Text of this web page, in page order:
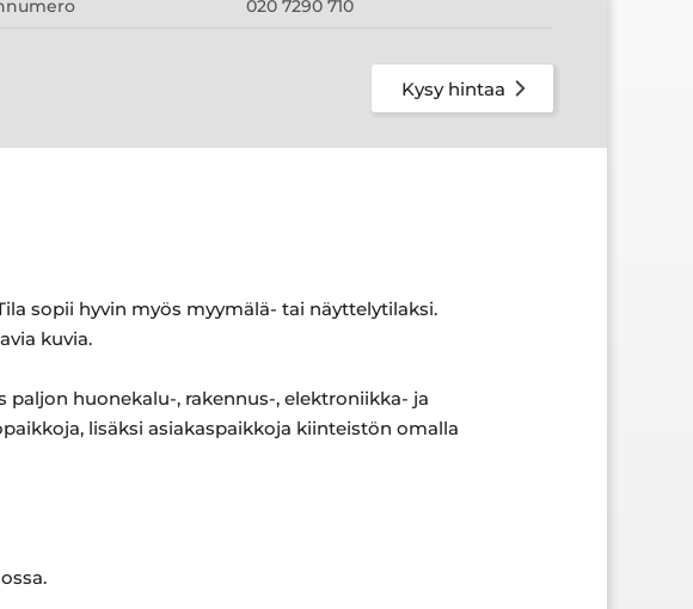
020 7290 710
Kysy hintaa
sopii hyvin myös myymälä- tai näyttelytilaksi.
kuvia.
huonekalu-, rakennus-, elektroniikka- ja
lisäksi asiakaspaikkoja kiinteistön omalla